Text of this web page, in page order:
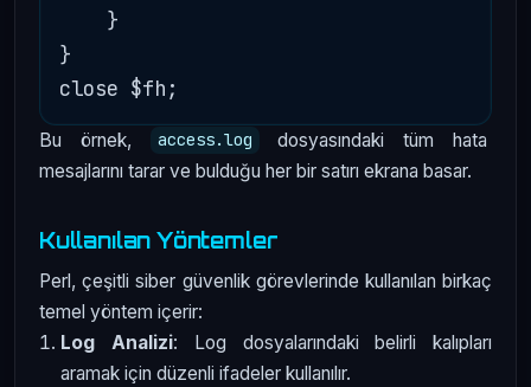
    }
}
Bu örnek, access.log
dosyasındaki tüm hata
mesajlarını tarar ve bulduğu her bir satırı ekrana basar.
Kullanılan Yöntemler
Perl, çeşitli siber güvenlik görevlerinde kullanılan birkaç
temel yöntem içerir:
Log Analizi: Log dosyalarındaki belirli kalıpları
aramak için düzenli ifadeler kullanılır.